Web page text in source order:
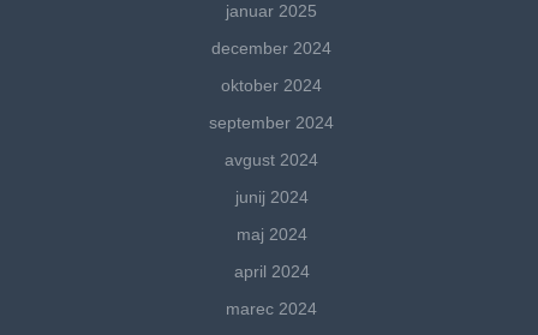
januar 2025
december 2024
oktober 2024
september 2024
avgust 2024
junij 2024
maj 2024
april 2024
marec 2024